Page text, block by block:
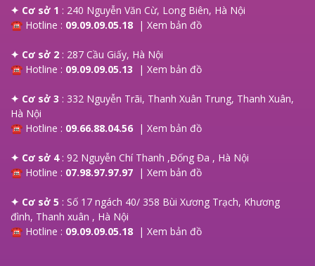
✦ Cơ sở 1 : 240 Nguyễn Văn Cừ, Long Biên, Hà Nội
☎ Hotline : 09.09.09.05.18 | Xem bản đồ
✦ Cơ sở 2 : 287 Cầu Giấy, Hà Nội
☎ Hotline : 09.09.09.05.13 | Xem bản đồ
✦ Cơ sở 3 : 332 Nguyễn Trãi, Thanh Xuân Trung, Thanh Xuân,
Hà Nội
☎ Hotline : 09.66.88.04.56 | Xem bản đồ
✦ Cơ sở 4: 92 Nguyễn Chí Thanh ,Đống Đa , Hà Nội
☎ Hotline : 07.98.97.97.97 | Xem bản đồ
✦ Cơ sở 5 : Số 17 ngách 40/ 358 Bùi Xương Trạch, Khương
đình, Thanh xuân , Hà Nội
☎ Hotline : 09.09.09.05.18 | Xem bản đồ